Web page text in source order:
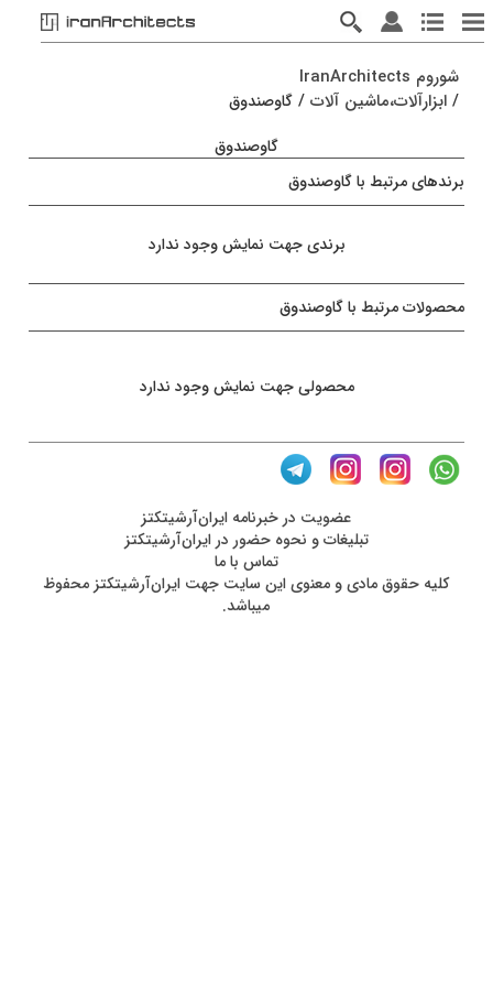
شوروم IranArchitects
/ ابزارآلات،ماشین آلات/ گاوصندوق
گاوصندوق
برندهای مرتبط با گاوصندوق
برندی جهت نمایش وجود ندارد
محصولات مرتبط با گاوصندوق
محصولی جهت نمایش وجود ندارد
عضويت در خبرنامه ایران‌آرشیتکتز
تبلیغات و نحوه حضور در ایران‌آرشیتکتز
تماس با ما
کليه حقوق مادی و معنوی اين سايت جهت ایران‌آرشیتکتز محفوظ
ميباشد.